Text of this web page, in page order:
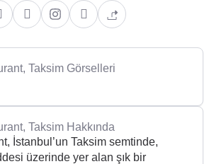
Taksim Görselleri
Taksim Hakkında
İstanbul’un Taksim semtinde,
üzerinde yer alan şık bir